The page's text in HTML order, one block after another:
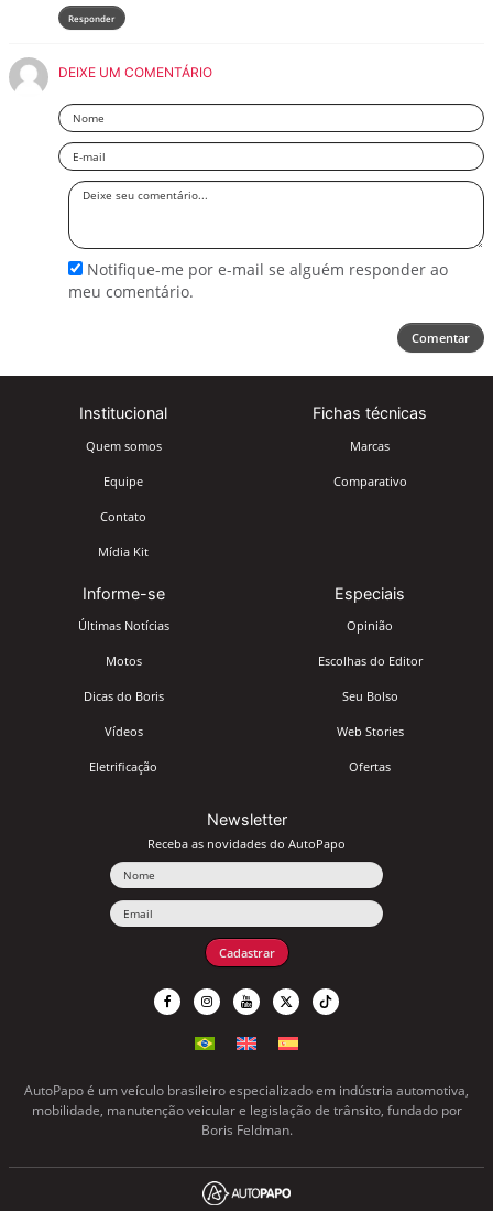
Responder
DEIXE UM COMENTÁRIO
Nome
Email
Deixe
Notifique-me por e-mail se alguém responder ao
meu comentário.
Comentar
Institucional
Quem somos
Equipe
Contato
Mídia Kit
Fichas técnicas
Marcas
Comparativo
Informe-se
Últimas Notícias
Motos
Dicas do Boris
Vídeos
Eletrificação
Especiais
Opinião
Escolhas do Editor
Seu Bolso
Web Stories
Ofertas
Newsletter
Receba as novidades do AutoPapo
Cadastrar
AutoPapo é um veículo brasileiro especializado em indústria automotiva,
mobilidade, manutenção veicular e legislação de trânsito, fundado por
Boris Feldman.